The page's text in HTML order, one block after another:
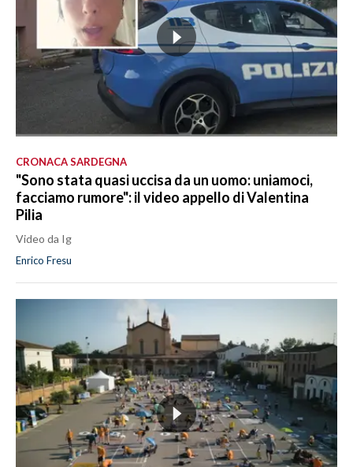
CRONACA SARDEGNA
"Sono stata quasi uccisa da un uomo: uniamoci,
facciamo rumore": il video appello di Valentina
Pilia
Video da Ig
Enrico Fresu